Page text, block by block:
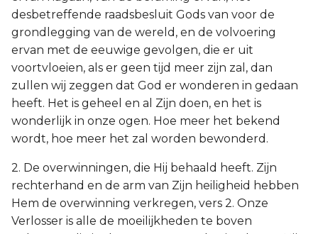
desbetreffende raadsbesluit Gods van voor de
grondlegging van de wereld, en de volvoering
ervan met de eeuwige gevolgen, die er uit
voortvloeien, als er geen tijd meer zijn zal, dan
zullen wij zeggen dat God er wonderen in gedaan
heeft. Het is geheel en al Zijn doen, en het is
wonderlijk in onze ogen. Hoe meer het bekend
wordt, hoe meer het zal worden bewonderd.
2. De overwinningen, die Hij behaald heeft. Zijn
rechterhand en de arm van Zijn heiligheid hebben
Hem de overwinning verkregen, vers 2. Onze
Verlosser is alle de moeilijkheden te boven